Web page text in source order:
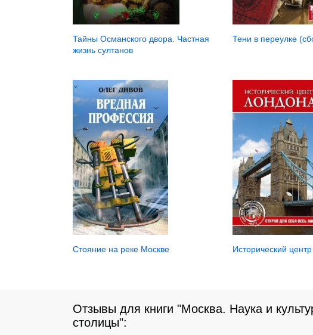
Тайны Османского двора. Частная
жизнь султанов
Тени в переулке
Стояние на реке Москве Исторический
Отзывы для книги "Москва. Наука и
столицы":